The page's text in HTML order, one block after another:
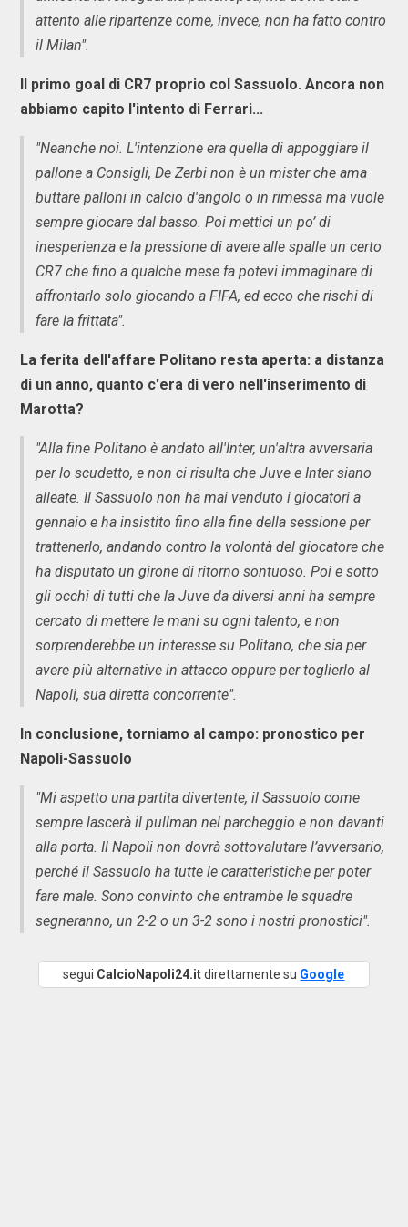
attento alle ripartenze come, invece, non ha fatto contro
il Milan".
Il primo goal di CR7 proprio col Sassuolo. Ancora non
abbiamo capito l'intento di Ferrari...
"Neanche noi. L'intenzione era quella di appoggiare il
pallone a Consigli, De Zerbi non è un mister che ama
buttare palloni in calcio d'angolo o in rimessa ma vuole
sempre giocare dal basso. Poi mettici un po’ di
inesperienza e la pressione di avere alle spalle un certo
CR7 che fino a qualche mese fa potevi immaginare di
affrontarlo solo giocando a FIFA, ed ecco che rischi di
fare la frittata".
La ferita dell'affare Politano resta aperta: a distanza
di un anno, quanto c'era di vero nell'inserimento di
Marotta?
"Alla fine Politano è andato all'Inter, un'altra avversaria
per lo scudetto, e non ci risulta che Juve e Inter siano
alleate. Il Sassuolo non ha mai venduto i giocatori a
gennaio e ha insistito fino alla fine della sessione per
trattenerlo, andando contro la volontà del giocatore che
ha disputato un girone di ritorno sontuoso. Poi e sotto
gli occhi di tutti che la Juve da diversi anni ha sempre
cercato di mettere le mani su ogni talento, e non
sorprenderebbe un interesse su Politano, che sia per
avere più alternative in attacco oppure per toglierlo al
Napoli, sua diretta concorrente".
In conclusione, torniamo al campo: pronostico per
Napoli-Sassuolo
"Mi aspetto una partita divertente, il Sassuolo come
sempre lascerà il pullman nel parcheggio e non davanti
alla porta. Il Napoli non dovrà sottovalutare l’avversario,
perché il Sassuolo ha tutte le caratteristiche per poter
fare male. Sono convinto che entrambe le squadre
segneranno, un 2-2 o un 3-2 sono i nostri pronostici".
segui CalcioNapoli24.itdirettamente su Google